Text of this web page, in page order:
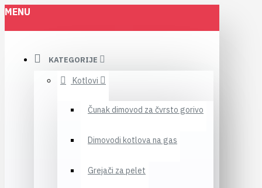
MENU
KATEGORIJE
Kotlovi
Čunak dimovod za čvrsto gorivo
Dimovodi kotlova na gas
Grejači za pelet